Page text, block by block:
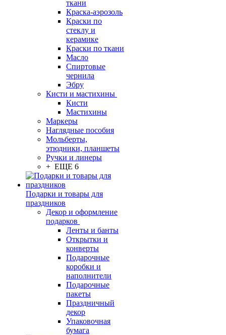
ткани
Краска-аэрозоль
Краски по
стеклу и
керамике
Краски по ткани
Масло
Спиртовые
чернила
Эбру
Кисти и мастихины
Кисти
Мастихины
Маркеры
Наглядные пособия
Мольберты,
этюдники, планшеты
Ручки и линеры
+ ЕЩЕ 6
Подарки и товары для
праздников
Декор и оформление
подарков
Ленты и банты
Открытки и
конверты
Подарочные
коробки и
наполнители
Подарочные
пакеты
Праздничный
декор
Упаковочная
бумага